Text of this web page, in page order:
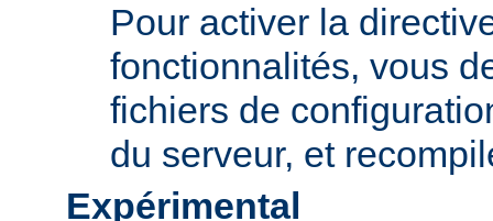
Pour activer la
fonctionnalités, vous
fichiers de
du serveur, et
Expérimental